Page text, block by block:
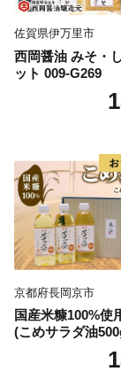
TEL：050-
Mail：
受付時間 午
〒584-8790
ジネス内
福井県敦賀市
受付係 宛
佐賀県伊万里市
西岡醤油 みそ・
ット 009-G269
京都府長岡京市
国産米糠100%使
(こめサラダ油